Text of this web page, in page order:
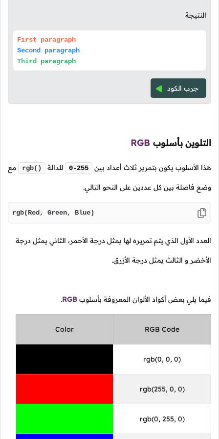
النتيجة
First paragraph
Second paragraph
Third paragraph
جرب الكود
التلوين بأسلوب RGB
هذا الأسلوب يكون بتمرير ثلاث أعداد بين 0-255 للدالة rgb() مع
وضع فاصلة بين كل عددين على النحو التالي.
rgb(Red, Green, Blue)
العدد الأول الذي يتم تمريره لها يمثل درجة الأحمر، الثاني يمثل درجة
الأخضر و الثالث يمثل درجة الأزرق.
فيما يلي بعض أكواد الألوان المعروفة بأسلوب RGB
.
RGB Code
Color
rgb(0, 0, 0)
rgb(255, 0, 0)
rgb(0, 255, 0)